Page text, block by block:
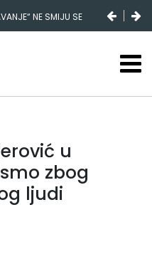
NE SMIJU SE
u
zbog
ljudi